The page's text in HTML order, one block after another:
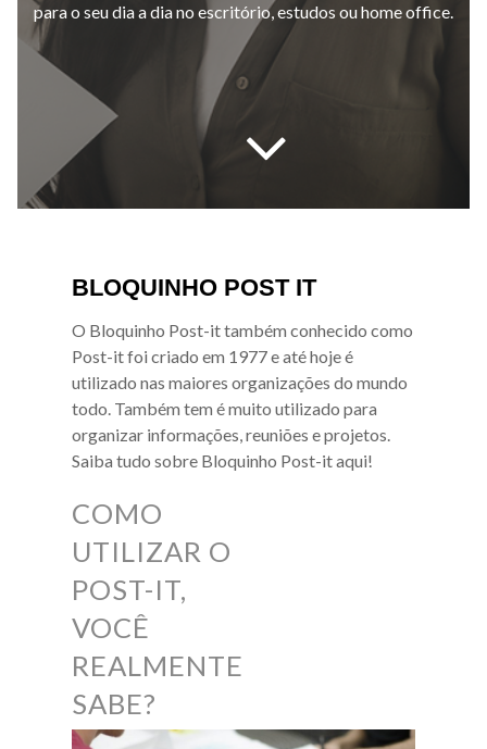
para o seu dia a dia no escritório, estudos ou home office.
BLOQUINHO POST IT
O Bloquinho Post-it também conhecido como
Post-it foi criado em 1977 e até hoje é
utilizado nas maiores organizações do mundo
todo. Também tem é muito utilizado para
organizar informações, reuniões e projetos.
Saiba tudo sobre Bloquinho Post-it aqui!
COMO
UTILIZAR O
POST-IT,
VOCÊ
REALMENTE
SABE?